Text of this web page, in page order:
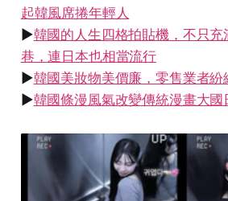
起韓風席捲年輕人
▶韓國的人生四格拍貼機，不只
巷，連日本也相當流行
▶韓國美妝物美價廉，零售業者紛
▶韓國條漫風氣改變傳統漫畫大國